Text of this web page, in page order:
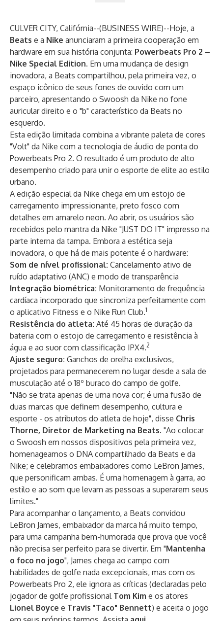
CULVER CITY, Califórnia--(BUSINESS WIRE)--Hoje, a
Beats e a Nike anunciaram a primeira cooperação em
hardware em sua história conjunta: Powerbeats Pro 2 –
Nike Special Edition. Em uma mudança de design
inovadora, a Beats compartilhou, pela primeira vez, o
espaço icônico de seus fones de ouvido com um
parceiro, apresentando o Swoosh da Nike no fone
auricular direito e o "b" característico da Beats no
esquerdo.
Esta edição limitada combina a vibrante paleta de cores
"Volt" da Nike com a tecnologia de áudio de ponta do
Powerbeats Pro 2. O resultado é um produto de alto
desempenho criado para unir o esporte de elite ao estilo
urbano.
A edição especial da Nike chega em um estojo de
carregamento impressionante, preto fosco com
detalhes em amarelo neon. Ao abrir, os usuários são
recebidos pelo mantra da Nike "JUST DO IT" impresso na
parte interna da tampa. Embora a estética seja
inovadora, o que há de mais potente é o hardware:
Som de nível profissional: Cancelamento ativo de
ruído adaptativo (ANC) e modo de transparência
Integração biométrica: Monitoramento de frequência
cardíaca incorporado que sincroniza perfeitamente com
o aplicativo Fitness e o Nike Run Club.1
Resistência do atleta: Até 45 horas de duração da
bateria com o estojo de carregamento e resistência à
água e ao suor com classificação IPX4.2
Ajuste seguro: Ganchos de orelha exclusivos,
projetados para permanecerem no lugar desde a sala de
musculação até o 18º buraco do campo de golfe.
"Não se trata apenas de uma nova cor; é uma fusão de
duas marcas que definem desempenho, cultura e
esporte - os atributos do atleta de hoje", disse Chris
Thorne, Diretor de Marketing na Beats. "Ao colocar
o Swoosh em nossos dispositivos pela primeira vez,
homenageamos o DNA compartilhado da Beats e da
Nike; e celebramos embaixadores como LeBron James,
que personificam ambas. É uma homenagem à garra, ao
estilo e ao som que levam as pessoas a superarem seus
limites."
Para acompanhar o lançamento, a Beats convidou
LeBron James, embaixador da marca há muito tempo,
para uma campanha bem-humorada que prova que você
não precisa ser perfeito para se divertir. Em "Mantenha
o foco no jogo", James chega ao campo com
habilidades de golfe nada excepcionais, mas com os
Powerbeats Pro 2, ele ignora as críticas (declaradas pelo
jogador de golfe profissional Tom Kim e os atores
Lionel Boyce e Travis "Taco" Bennett) e aceita o jogo